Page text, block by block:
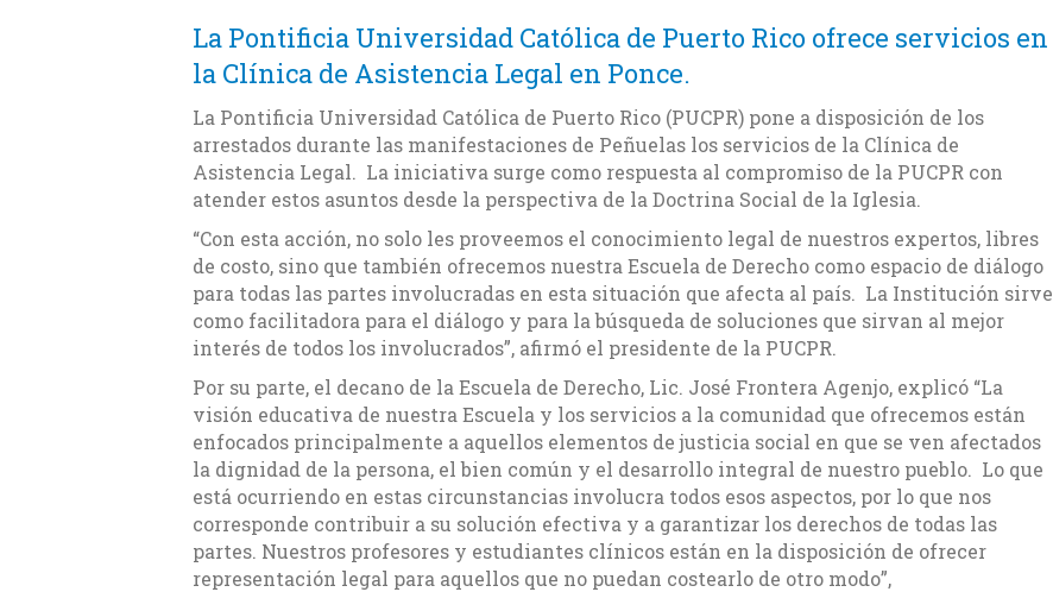
La Pontificia Universidad Católica de Puerto Rico ofrece servicios en
la Clínica de Asistencia Legal en Ponce.
La Pontificia Universidad Católica de Puerto Rico (PUCPR) pone a disposición de los
arrestados durante las manifestaciones de Peñuelas los servicios de la Clínica de
Asistencia Legal. La iniciativa surge como respuesta al compromiso de la PUCPR con
atender estos asuntos desde la perspectiva de la Doctrina Social de la Iglesia.
“Con esta acción, no solo les proveemos el conocimiento legal de nuestros expertos, libres
de costo, sino que también ofrecemos nuestra Escuela de Derecho como espacio de diálogo
para todas las partes involucradas en esta situación que afecta al país. La Institución sirve
como facilitadora para el diálogo y para la búsqueda de soluciones que sirvan al mejor
interés de todos los involucrados”, afirmó el presidente de la PUCPR.
Por su parte, el decano de la Escuela de Derecho, Lic. José Frontera Agenjo, explicó “La
visión educativa de nuestra Escuela y los servicios a la comunidad que ofrecemos están
enfocados principalmente a aquellos elementos de justicia social en que se ven afectados
la dignidad de la persona, el bien común y el desarrollo integral de nuestro pueblo. Lo que
está ocurriendo en estas circunstancias involucra todos esos aspectos, por lo que nos
corresponde contribuir a su solución efectiva y a garantizar los derechos de todas las
partes. Nuestros profesores y estudiantes clínicos están en la disposición de ofrecer
representación legal para aquellos que no puedan costearlo de otro modo”,